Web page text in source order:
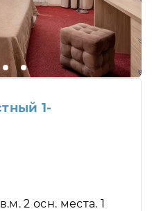
1-
2 осн. места. 1